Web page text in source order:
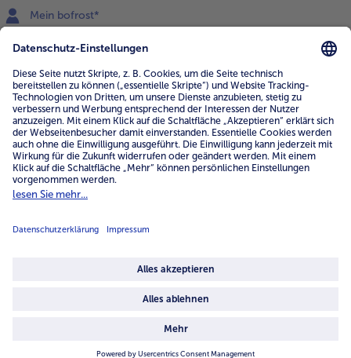
Mein bofrost*
0800 - 000 19 18
Mo.-Fr.: 7-21 Uhr Sa: 8-16 Uhr
Service
Unternehmen
Über uns